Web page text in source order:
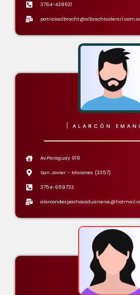
3764-438621
ALARCÓN
Av.Paraguay 919
San Javier - Misiones (3357)
3754-659733